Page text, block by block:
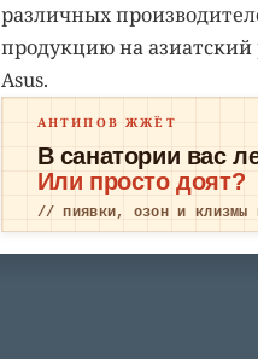
различных
продукцию на азиатский
Asus.
АНТИПОВ ЖЖЁТ
В санатории вас
Или просто доят?
// пиявки, озон и клизмы